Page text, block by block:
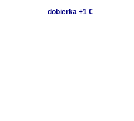
dobierka +1 €